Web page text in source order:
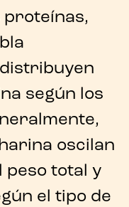
proteínas,
según los
oscilan
peso total y
el tipo de